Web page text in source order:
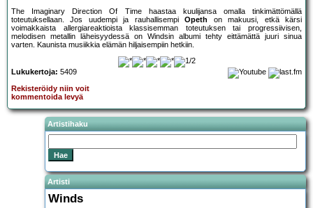
The Imaginary Direction Of Time haastaa kuulijansa omalla tinkimättömällä
toteutuksellaan. Jos uudempi ja rauhallisempiOpeth
on makuusi, etkä kärsi
voimakkaista allergiareaktioista klassisemman toteutuksen tai progressiivisen,
melodisen metallin läheisyydessä on Windsin albumi tehty eittämättä juuri sinua
varten. Kaunista musiikkia elämän hiljaisempiin hetkiin.
Lukukertoja: 5409
Rekisteröidy niin voit
kommentoida levyä
Artistihaku
Artisti
Winds